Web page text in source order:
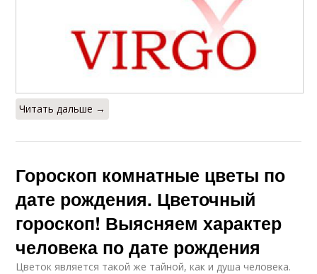
Читать дальше →
Гороскоп комнатные цветы по
дате рождения. Цветочный
гороскоп! Выясняем характер
человека по дате рождения
Цветок является такой же тайной, как и душа человека.